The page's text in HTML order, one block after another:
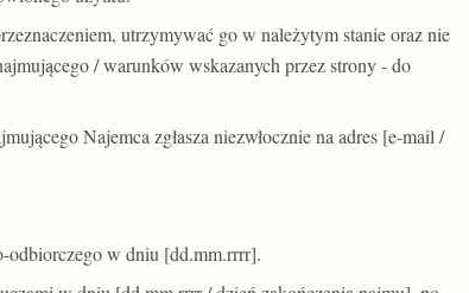
utrzymywać go w należytym stanie oraz nie
/ warunków wskazanych przez strony - do
Najemca zgłasza niezwłocznie na adres [e-mail /
odbiorczego w dniu [dd.mm.rrrr].